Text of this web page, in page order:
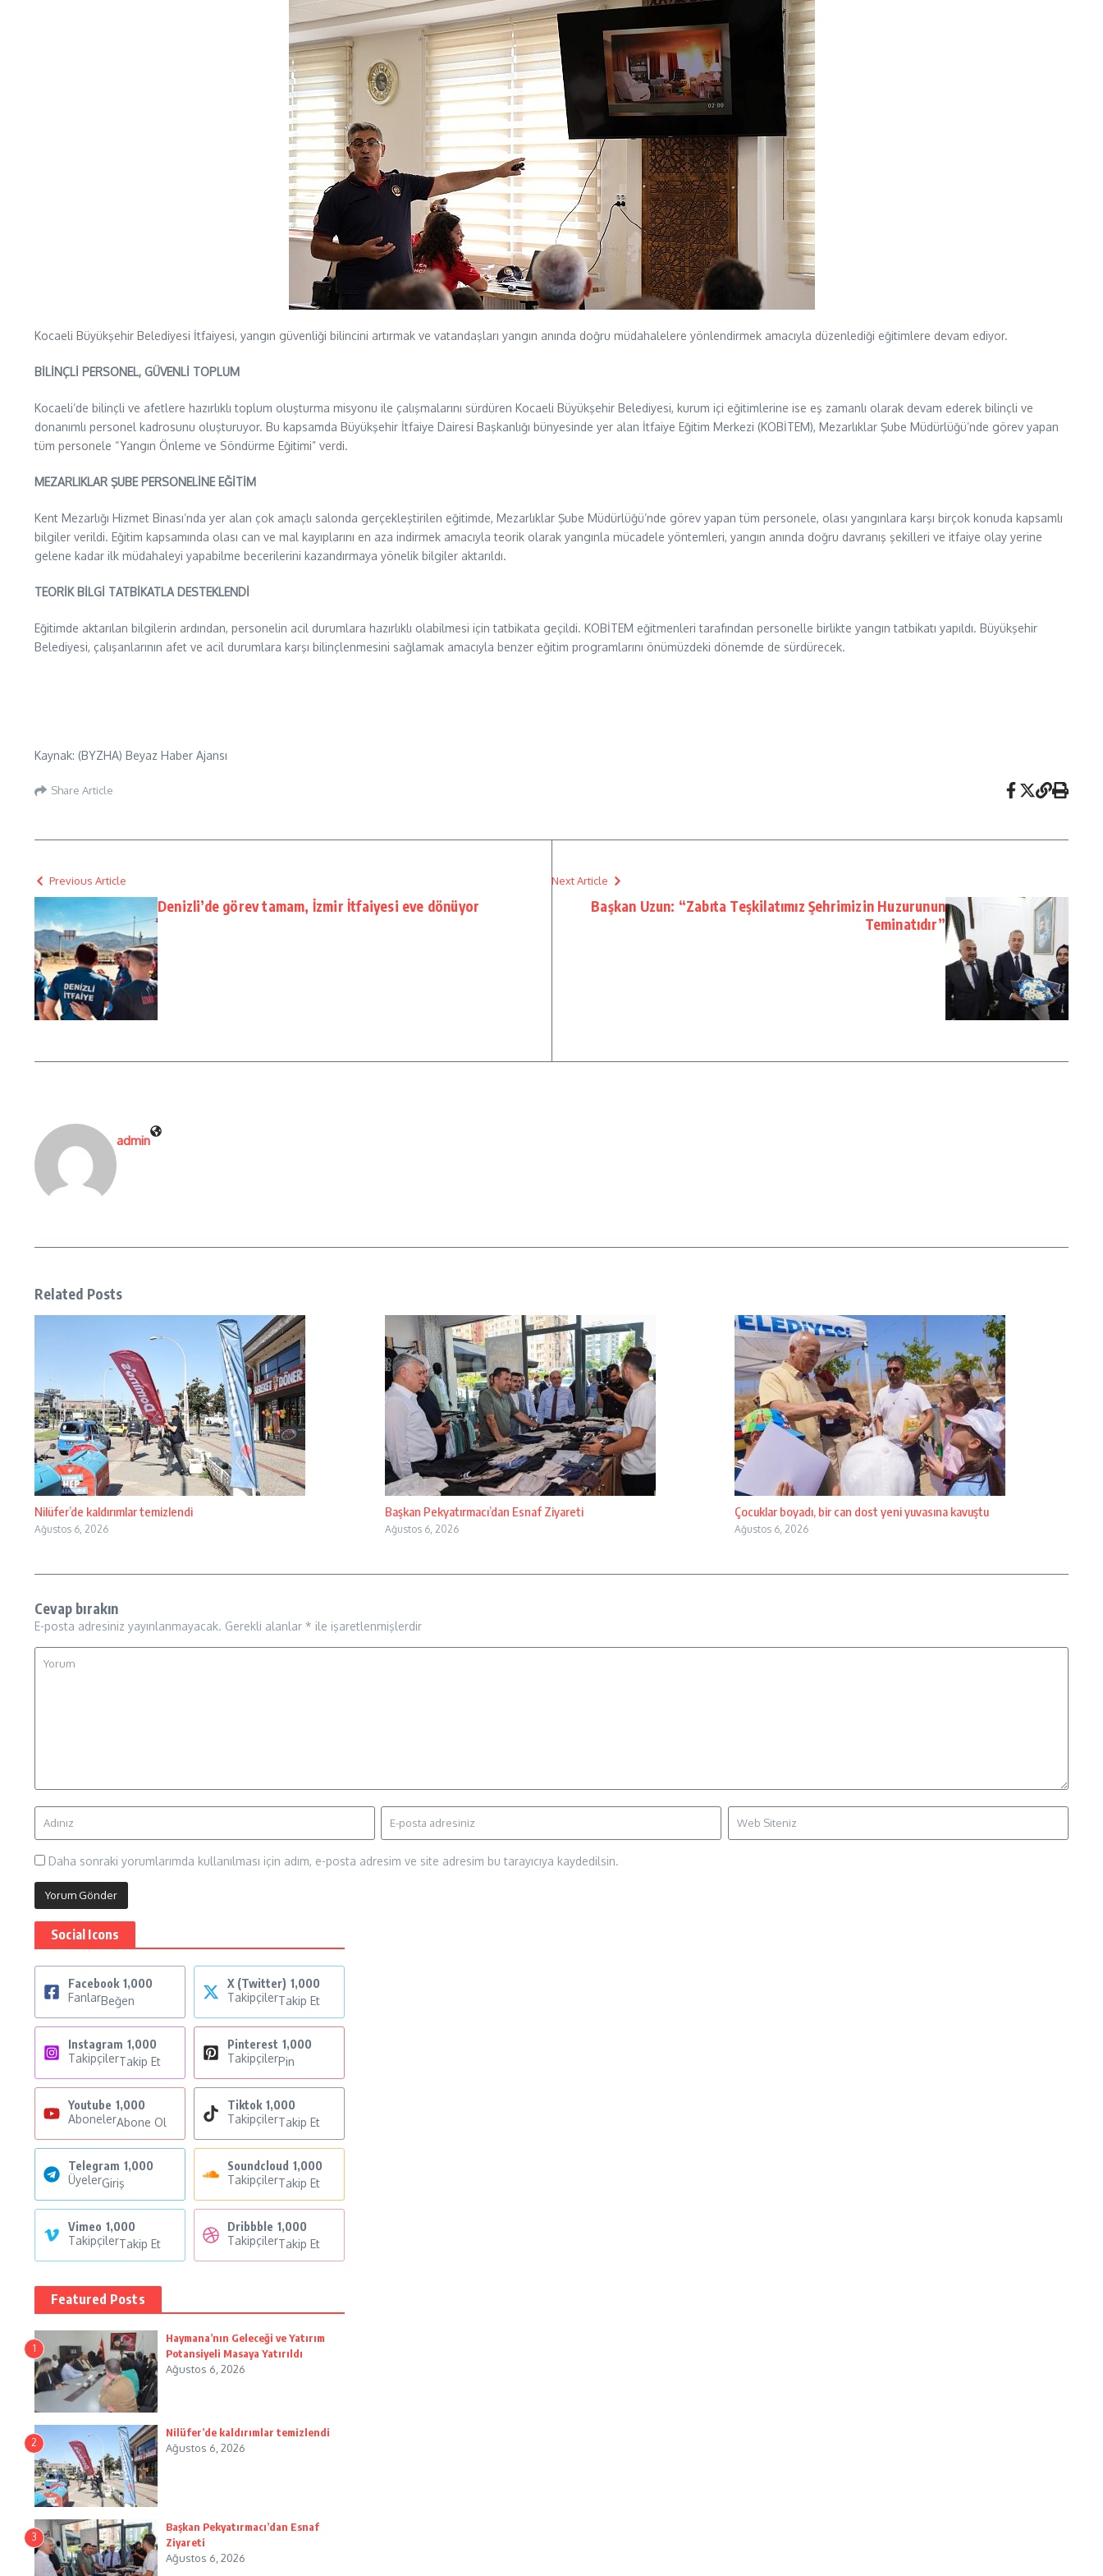
Kocaeli Büyükşehir Belediyesi İtfaiyesi, yangın güvenliği bilincini artırmak ve vatandaşları yangın anında doğru müdahalelere yönlendirmek amacıyla düzenlediği eğitimlere devam ediyor.
BİLİNÇLİ PERSONEL, GÜVENLİ TOPLUM
Kocaeli’de bilinçli ve afetlere hazırlıklı toplum oluşturma misyonu ile çalışmalarını sürdüren Kocaeli Büyükşehir Belediyesi, kurum içi eğitimlerine ise eş zamanlı olarak devam ederek bilinçli ve
donanımlı personel kadrosunu oluşturuyor. Bu kapsamda Büyükşehir İtfaiye Dairesi Başkanlığı bünyesinde yer alan İtfaiye Eğitim Merkezi (KOBİTEM), Mezarlıklar Şube Müdürlüğü’nde görev yapan
tüm personele “Yangın Önleme ve Söndürme Eğitimi” verdi.
MEZARLIKLAR ŞUBE PERSONELİNE EĞİTİM
Kent Mezarlığı Hizmet Binası’nda yer alan çok amaçlı salonda gerçekleştirilen eğitimde, Mezarlıklar Şube Müdürlüğü’nde görev yapan tüm personele, olası yangınlara karşı birçok konuda kapsamlı
bilgiler verildi. Eğitim kapsamında olası can ve mal kayıplarını en aza indirmek amacıyla teorik olarak yangınla mücadele yöntemleri, yangın anında doğru davranış şekilleri ve itfaiye olay yerine
gelene kadar ilk müdahaleyi yapabilme becerilerini kazandırmaya yönelik bilgiler aktarıldı.
TEORİK BİLGİ TATBİKATLA DESTEKLENDİ
Eğitimde aktarılan bilgilerin ardından, personelin acil durumlara hazırlıklı olabilmesi için tatbikata geçildi. KOBİTEM eğitmenleri tarafından personelle birlikte yangın tatbikatı yapıldı. Büyükşehir
Belediyesi, çalışanlarının afet ve acil durumlara karşı bilinçlenmesini sağlamak amacıyla benzer eğitim programlarını önümüzdeki dönemde de sürdürecek.
Kaynak: (BYZHA) Beyaz Haber Ajansı
Share Article
Previous Article
Denizli’de görev tamam, İzmir İtfaiyesi eve dönüyor
Next Article
Başkan Uzun: “Zabıta Teşkilatımız Şehrimizin Huzurunun
Teminatıdır”
admin
Related Posts
Nilüfer’de kaldırımlar temizlendi
Ağustos 6, 2026
Başkan Pekyatırmacı’dan Esnaf Ziyareti
Ağustos 6, 2026
Çocuklar boyadı, bir can dost yeni yuvasına kavuştu
Ağustos 6, 2026
Cevap bırakın
E-posta adresiniz yayınlanmayacak. Gerekli alanlar * ile işaretlenmişlerdir
Daha sonraki yorumlarımda kullanılması için adım, e-posta adresim ve site adresim bu tarayıcıya kaydedilsin.
Social Icons
Facebook 1,000
FanlarBeğen
X (Twitter) 1,000
TakipçilerTakip Et
Instagram 1,000
TakipçilerTakip Et
Pinterest 1,000
TakipçilerPin
Youtube 1,000
AbonelerAbone Ol
Tiktok 1,000
TakipçilerTakip Et
Telegram 1,000
ÜyelerGiriş
Soundcloud 1,000
TakipçilerTakip Et
Vimeo 1,000
TakipçilerTakip Et
Dribbble 1,000
TakipçilerTakip Et
Featured Posts
1
Haymana’nın Geleceği ve Yatırım
Potansiyeli Masaya Yatırıldı
Ağustos 6, 2026
2
Nilüfer’de kaldırımlar temizlendi
Ağustos 6, 2026
3
Başkan Pekyatırmacı’dan Esnaf
Ziyareti
Ağustos 6, 2026